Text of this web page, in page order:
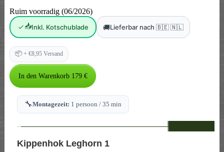
Ruim voorradig (06/2026)
📥Inkl. Kotschublade 🚚Lieferbar nach 🇧🇪 🇳🇱
📦 + €8,95 Versand
🔧Montagezeit: 1 persoon / 35 min
--
Kippenhok Leghorn 1